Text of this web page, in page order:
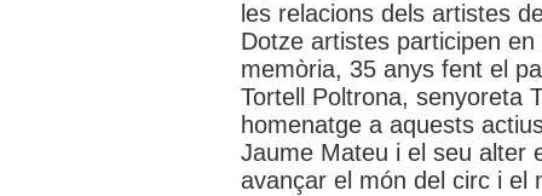
les relacions dels artistes
Dotze artistes participen
memòria, 35 anys fent el
Tortell Poltrona, senyoreta
homenatge a aquests
Jaume Mateu i el seu alter
avançar el món del circ i el